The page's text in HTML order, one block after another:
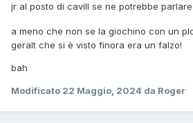
jr al posto di cavill se ne potrebbe parlare
a meno che non se la giochino con un
geralt che si è visto finora era un falzo!
bah
Modificato 22 Maggio, 2024 da Roger